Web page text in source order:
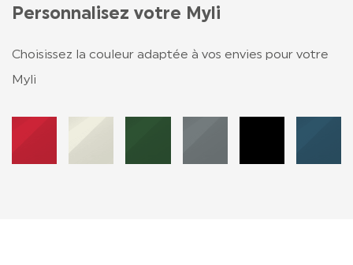
Personnalisez votre Myli
Choisissez la couleur adaptée à vos envies pour votre
Myli